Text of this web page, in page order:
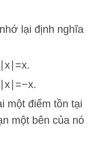
lại định nghĩa
x =x.
x =−x.
một điểm tồn tại
một bên của nó